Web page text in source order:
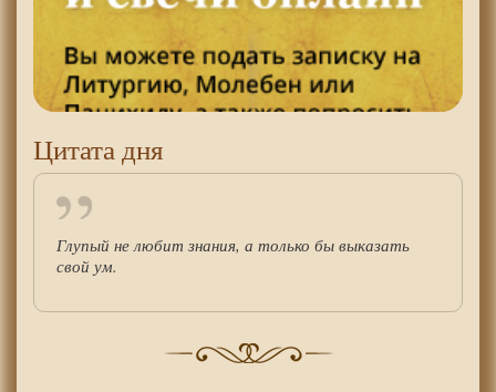
Цитата дня
Глупый не любит знания, а только бы выказать
свой ум.